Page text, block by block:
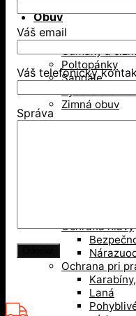
Obuv
Gumáky a
Poltopánky
Sandále
Vysoká
Zimná obuv
Ochrana hlavy
Ochrana pri
Laná
Váš email
Váš telefonický
Správa